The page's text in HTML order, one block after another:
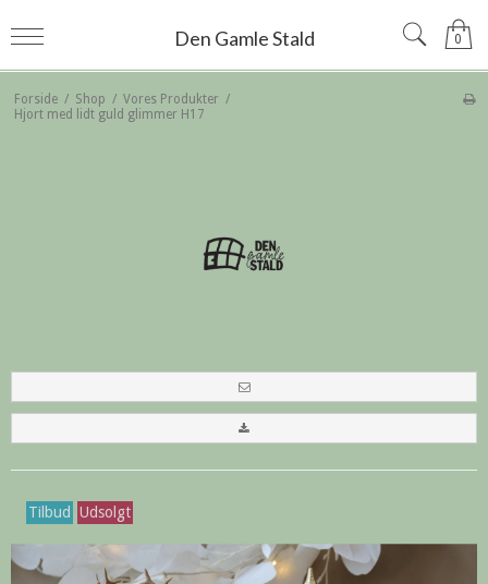
Den Gamle Stald 0
Forside / Shop / Vores Produkter /
Hjort med lidt guld glimmer H17
Tilbud Udsolgt